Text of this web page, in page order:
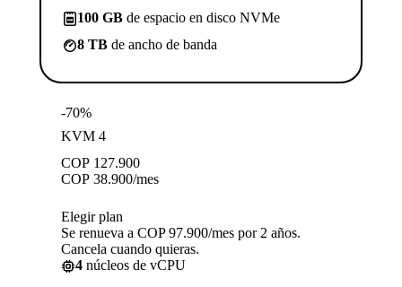
100 GB de espacio en disco NVMe
8 TB de ancho de banda
-70%
KVM 4
COP 127.900
COP 38.900/mes
Elegir plan
Se renueva a COP 97.900/mes por 2 años.
Cancela cuando quieras.
4 núcleos de vCPU